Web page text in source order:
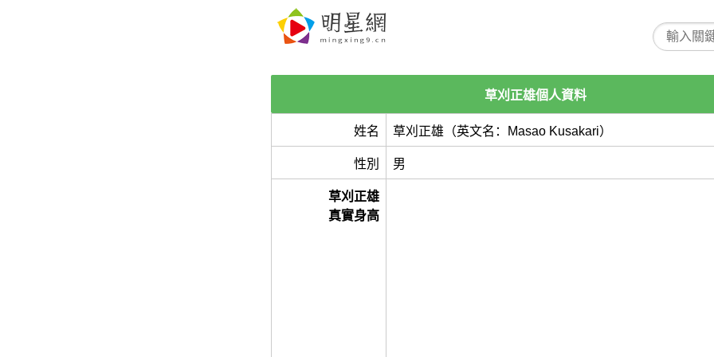
草刈正雄個人資料
姓名 草刈正雄（英文名：Masao Kusakari）
性別 男
草刈正雄
真實身高